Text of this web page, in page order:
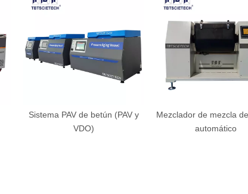
Sistema PAV de betún (PAV y
VDO)
Mezclador de mezcla
automático